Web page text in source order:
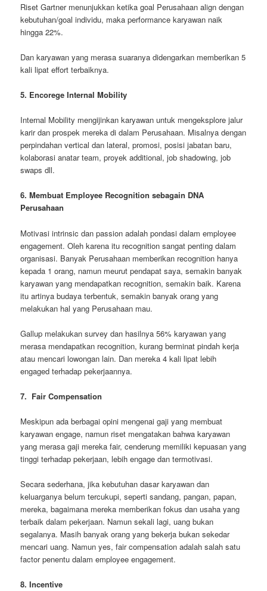
Riset Gartner menunjukkan ketika goal Perusahaan align dengan
kebutuhan/goal individu, maka performance karyawan naik
hingga 22%.
Dan karyawan yang merasa suaranya didengarkan memberikan 5
kali lipat effort terbaiknya.
5. Encorege Internal Mobility
Internal Mobility mengijinkan karyawan untuk mengeksplore jalur
karir dan prospek mereka di dalam Perusahaan. Misalnya dengan
perpindahan vertical dan lateral, promosi, posisi jabatan baru,
kolaborasi anatar team, proyek additional, job shadowing, job
swaps dll.
6. Membuat Employee Recognition sebagain DNA
Perusahaan
Motivasi intrinsic dan passion adalah pondasi dalam employee
engagement. Oleh karena itu recognition sangat penting dalam
organisasi. Banyak Perusahaan memberikan recognition hanya
kepada 1 orang, namun meurut pendapat saya, semakin banyak
karyawan yang mendapatkan recognition, semakin baik. Karena
itu artinya budaya terbentuk, semakin banyak orang yang
melakukan hal yang Perusahaan mau.
Gallup melakukan survey dan hasilnya 56% karyawan yang
merasa mendapatkan recognition, kurang berminat pindah kerja
atau mencari lowongan lain. Dan mereka 4 kali lipat lebih
engaged terhadap pekerjaannya.
7. Fair Compensation
Meskipun ada berbagai opini mengenai gaji yang membuat
karyawan engage, namun riset mengatakan bahwa karyawan
yang merasa gaji mereka fair, cenderung memiliki kepuasan yang
tinggi terhadap pekerjaan, lebih engage dan termotivasi.
Secara sederhana, jika kebutuhan dasar karyawan dan
keluarganya belum tercukupi, seperti sandang, pangan, papan,
mereka, bagaimana mereka memberikan fokus dan usaha yang
terbaik dalam pekerjaan. Namun sekali lagi, uang bukan
segalanya. Masih banyak orang yang bekerja bukan sekedar
mencari uang. Namun yes, fair compensation adalah salah satu
factor penentu dalam employee engagement.
8. Incentive